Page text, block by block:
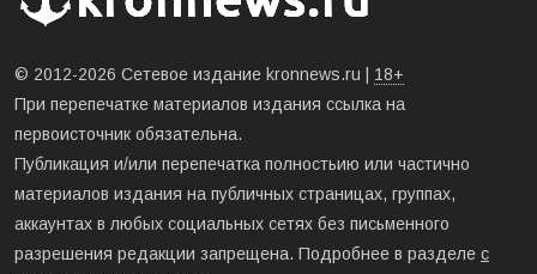
© 2012-2026 Сетевое издание kronnews.ru | 18+
При перепечатке материалов издания ссылка на
первоисточник обязательна.
Публикация и/или перепечатка полностьию или частично
материалов издания на публичных страницах, группах,
аккаунтах в любых социальных сетях без письменного
разрешения редакции запрещена. Подробнее в разделе с